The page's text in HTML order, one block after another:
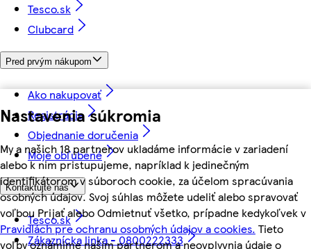
Nastavenia súkromia
My a našich 18 partnerov ukladáme informácie v zariadení
alebo k nim pristupujeme, napríklad k jedinečným
identifikátorom v súboroch cookie, za účelom spracúvania
osobných údajov. Svoj súhlas môžete udeliť alebo spravovať
voľbou Prijať alebo Odmietnuť všetko, prípadne kedykoľvek v
Pravidlách pre ochranu osobných údajov a cookies. Tieto
voľby oznámime našim partnerom a neovplyvnia údaje o
Tesco.sk
Clubcard
Pred prvým nákupom
Ako nakupovať
Registrácia
Objednanie doručenia
Moje obľúbené
Kontaktujte nás
Tesco.sk
Zákaznícka linka - 0800222333